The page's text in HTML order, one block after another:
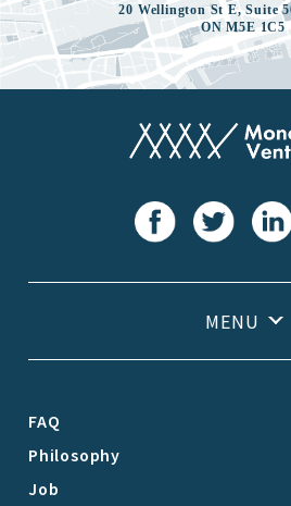
20 Wellington St E, Suite
ON M5E 1C5
FAQ
Philosophy
Job